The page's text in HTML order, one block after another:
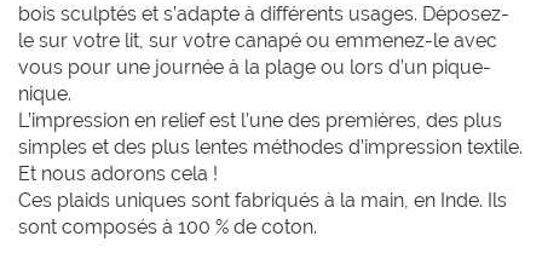
bois sculptés et s’adapte à différents usages. Déposez-
le sur votre lit, sur votre canapé ou emmenez-le avec
vous pour une journée à la plage ou lors d’un pique-
nique.
L’impression en relief est l’une des premières, des plus
simples et des plus lentes méthodes d’impression textile.
Et nous adorons cela !
Ces plaids uniques sont fabriqués à la main, en Inde. Ils
sont composés à 100 % de coton.